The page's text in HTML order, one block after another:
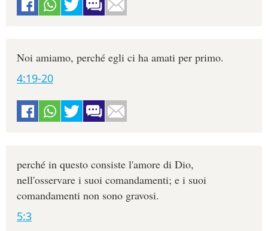
Noi amiamo, perché egli ci ha amati per primo.
4:19-20
perché in questo consiste l'amore di Dio,
nell'osservare i suoi comandamenti; e i suoi
comandamenti non sono gravosi.
5:3